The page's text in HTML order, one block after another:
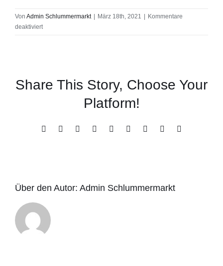
Von Admin Schlummermarkt März 18th, 2021
Kommentare
deaktiviertfür
Share This Story, Choose Your
Platform!
Facebook
X RedditLinkedInWhatsApp
TumblrPinterest
Vk
E-
Über den Autor: Admin Schlummermarkt